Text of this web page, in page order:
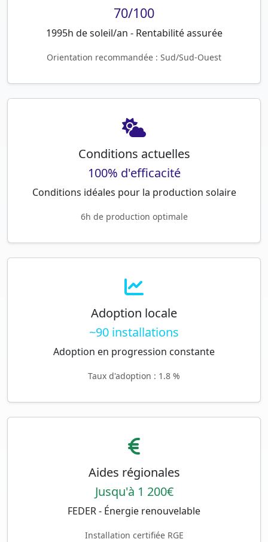
70/100
1995h de soleil/an - Rentabilité assurée
Orientation recommandée : Sud/Sud-Ouest
Conditions actuelles
100% d'efficacité
Conditions idéales pour la production solaire
6h de production optimale
Adoption locale
~90 installations
Adoption en progression constante
Taux d'adoption : 1.8 %
Aides régionales
Jusqu'à 1 200€
FEDER - Énergie renouvelable
Installation certifiée RGE